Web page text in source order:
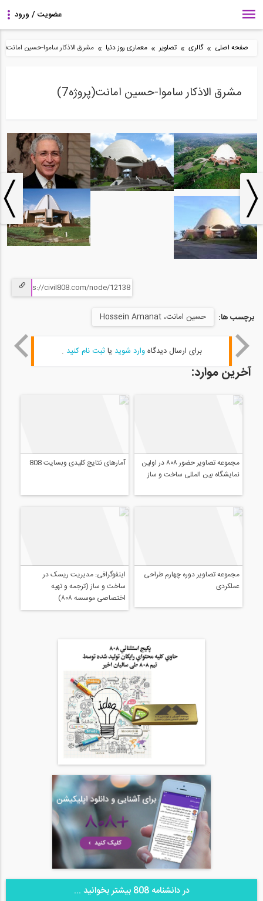
صفحه اصلی » گالری » تصاویر » معماری روز دنیا » مشرق الاذکار ساموا-حسین
مشرق الاذکار ساموا-حسین امانت(پروژه7)
برچسب ها: حسین امانت، Hossein Amanat
برای ارسال دیدگاهوارد شوید یاثبت نام کنید .
آخرین موارد:
اینفوگرافی: مدیریت ریسک در
در دانشنامه 808 بیشتر بخوانید ...